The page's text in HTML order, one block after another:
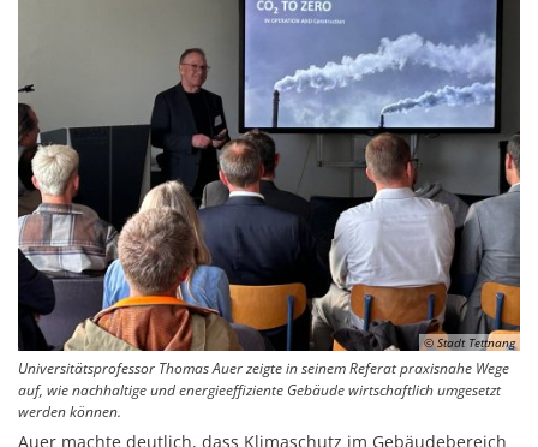
© Stadt Tettnang
Universitätsprofessor Thomas Auer zeigte in seinem Referat praxisnahe Wege
auf, wie nachhaltige und energieeffiziente Gebäude wirtschaftlich umgesetzt
werden können.
Auer machte deutlich, dass Klimaschutz im Gebäudebereich